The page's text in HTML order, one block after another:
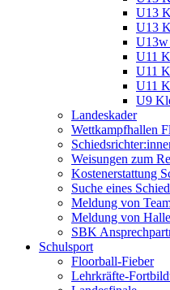
U13
U13
U13w
U11
U11
U11
U9
Landeskader
Wettkampfhallen
Weisungen zum
Kostenerstattung
Suche eines
Meldung von
Meldung von
SBK
Schulsport
Floorball-Fieber
Lehrkräfte-